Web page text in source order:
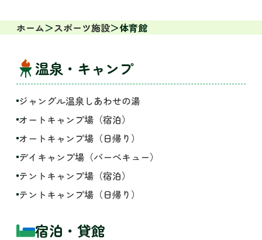
ホーム スポーツ施設 体育館
温泉・キャンプ
ジャングル温泉しあわせの湯
オートキャンプ場（宿泊）
オートキャンプ場（日帰り）
デイキャンプ場（バーベキュー）
テントキャンプ場（宿泊）
テントキャンプ場（日帰り）
宿泊・貸館